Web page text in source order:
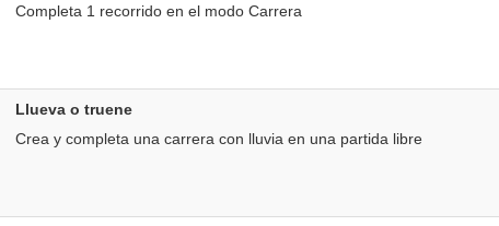
Completa 1 recorrido en el modo Carrera
Llueva o truene
Crea y completa una carrera con lluvia en una partida libre